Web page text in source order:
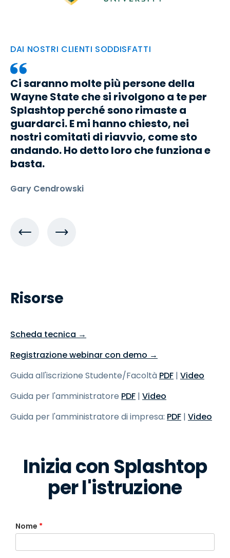
DAI NOSTRI CLIENTI SODDISFATTI
Ci saranno molte più persone della
Wayne State che si rivolgono a te per
Splashtop perché sono rimaste a
guardarci. E mi hanno chiesto, nei
nostri comitati di riavvio, come sto
andando. Ho detto loro che funziona e
basta.
Gary Cendrowski
Risorse
Scheda tecnica →
Registrazione webinar con demo →
Guida all'iscrizione Studente/Facoltà PDF | Video
Guida per l'amministratore PDF | Video
Guida per l'amministratore di impresa: PDF | Video
Inizia con Splashtop
per l'istruzione
Nome *